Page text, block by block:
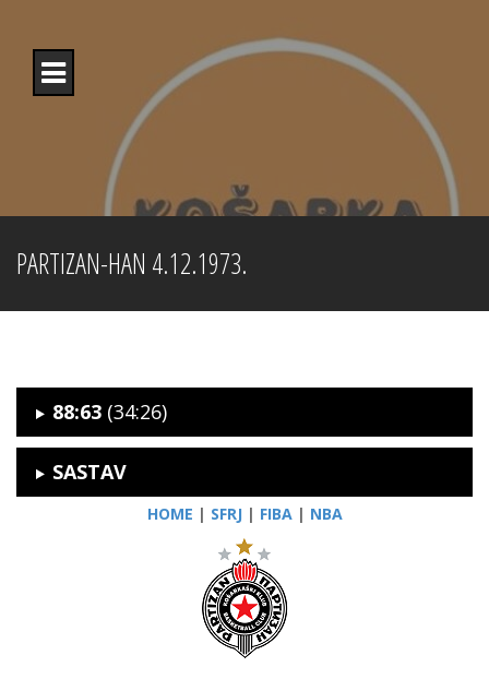
content
PARTIZAN-HAN 4.12.1973.
88:63(34:26)
SASTAV
HOME | SFRJ | FIBA | NBA